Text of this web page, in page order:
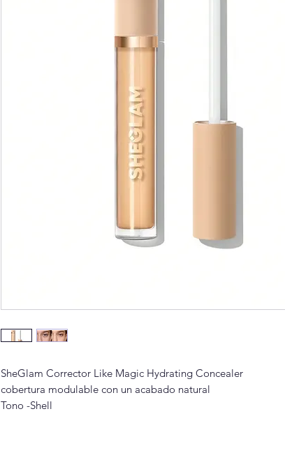
SheGlam Corrector Like Magic Hydrating Concealer
cobertura modulable con un acabado natural
Tono -Shell